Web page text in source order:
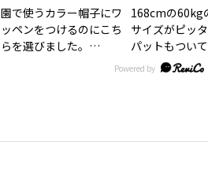
園で使うカラー帽子にワ
ッペンをつけるのにこち
らを選びました。
大きすぎずとっても可愛
168cmの60kg
サイズがピッ
パットもつい
お風呂上がり
ょうどいい感